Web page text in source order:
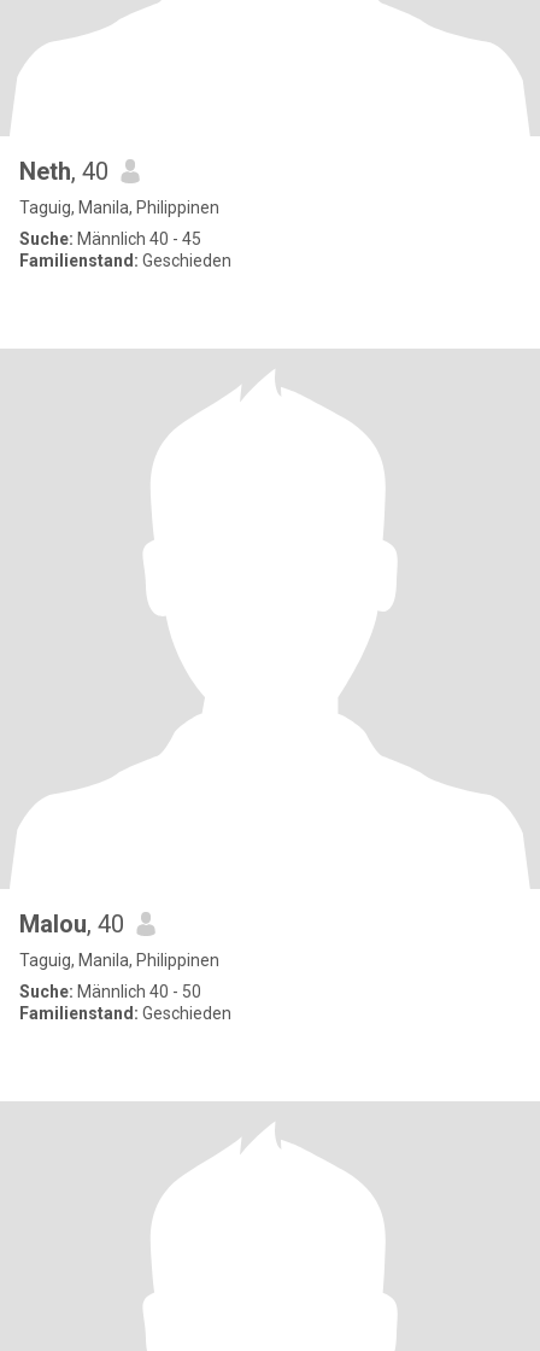
Neth, 40
Taguig, Manila, Philippinen
Suche: Männlich 40 - 45
Familienstand: Geschieden
Malou, 40
Taguig, Manila, Philippinen
Suche: Männlich 40 - 50
Familienstand: Geschieden